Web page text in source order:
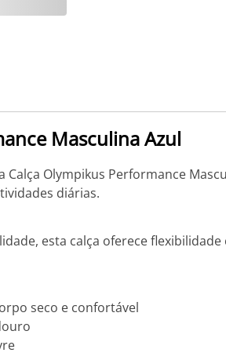
Masculina Azul
Calça Olympikus Performance
diárias.
esta calça oferece
seco e confortável